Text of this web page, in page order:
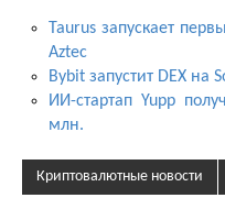
Taurus запускает
Aztec
Bybit запустит DEX на
ИИ-стартап Yupp
млн.
Криптовалютные новости